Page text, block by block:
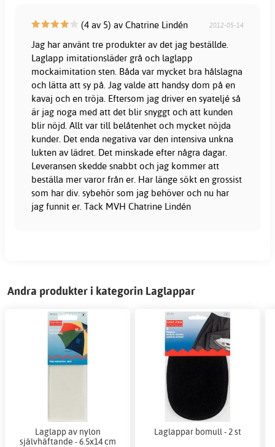
(4 av 5) av Chatrine Lindén 2012-05-14
Jag har använt tre produkter av det jag beställde.
Laglapp imitationsläder grå och laglapp
mockaimitation sten. Båda var mycket bra hålslagna
och lätta att sy på. Jag valde att handsy dom på en
kavaj och en tröja. Eftersom jag driver en syateljé så
är jag noga med att det blir snyggt och att kunden
blir nöjd. Allt var till belåtenhet och mycket nöjda
kunder. Det enda negativa var den intensiva unkna
lukten av lädret. Det minskade efter några dagar.
Leveransen skedde snabbt och jag kommer att
beställa mer varor från er. Har länge sökt en grossist
som har div. sybehör som jag behöver och nu har
jag funnit er. Tack MVH Chatrine Lindén
Andra produkter i kategorin Laglappar
Laglapp av nylon
självhäftande - 6.5x14 cm
Laglappar bomull - 2 st